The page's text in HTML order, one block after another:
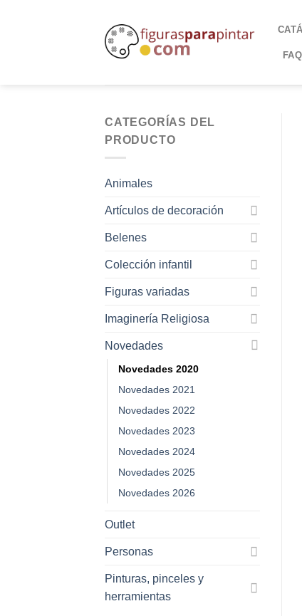
FAQ
CATEGORÍAS DEL
PRODUCTO
Animales
Artículos de decoración
Belenes
Colección infantil
Figuras variadas
Imaginería Religiosa
Novedades
Novedades 2020
Novedades 2021
Novedades 2022
Novedades 2023
Novedades 2024
Novedades 2025
Novedades 2026
Outlet
Personas
Pinturas, pinceles y
herramientas